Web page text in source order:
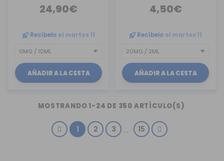
24,90€
Recíbelo el martes 11
AÑADIR A LA CESTA
4,50€
Recíbelo el martes 11
AÑADIR A LA CESTA
MOSTRANDO 1-24 DE 350 ARTÍCULO(S)
1 2 3 … 15